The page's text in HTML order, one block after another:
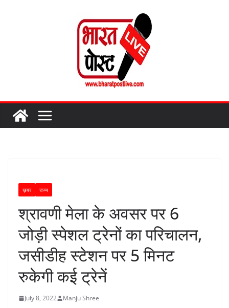
ख़बर राज्य
श्रावणी मेला के अवसर पर 6
जोड़ी स्पेशल ट्रेनों का परिचालन,
जसीडीह स्टेशन पर 5 मिनट
रुकेगी कई ट्रेनें
July 8, 2022 Manju Shree